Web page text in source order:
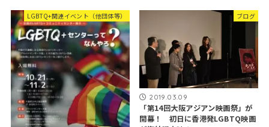
LGBTQ+関連イベント（他団体等） ブログ
2019.03.09
「第14回大阪アジアン映画祭」が
開幕！ 初日に香港発LGBTQ映画